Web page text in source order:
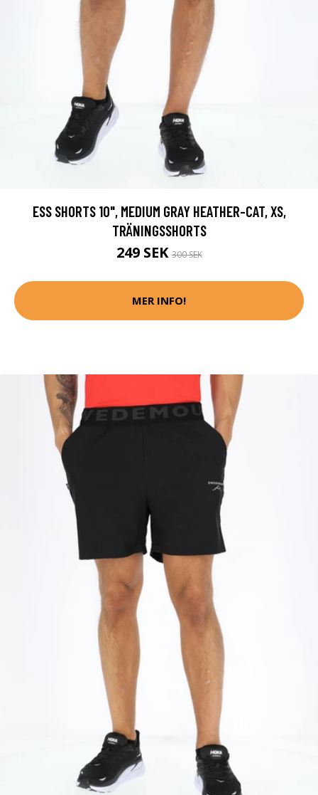
ESS SHORTS 10", MEDIUM GRAY HEATHER-CAT, XS,
TRÄNINGSSHORTS
249 SEK300 SEK
MER INFO!